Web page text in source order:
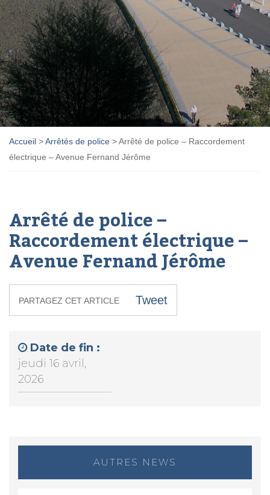
Accueil >Arrêtés de police >Arrêté de police – Raccordement
électrique – Avenue Fernand Jérôme
Arrêté de police –
Raccordement électrique –
Avenue Fernand Jérôme
PARTAGEZ CET ARTICLE Tweet
Date de fin :
jeudi 16 avril,
2026
AUTRES NEWS